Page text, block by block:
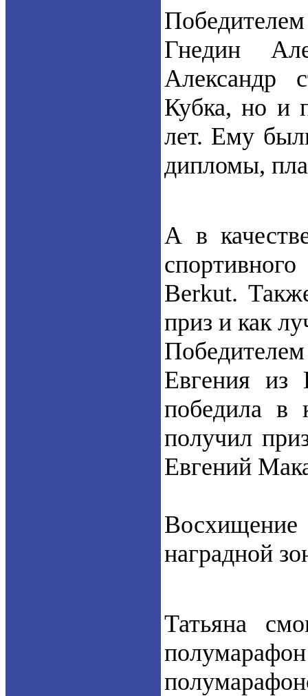
Гнедин
Александр
Кубка, но и
лет. Ему
дипломы,
А в
Berkut.
приз и как
Евгения из
победила в
получил
Евгений
Восхищение
наградной
Татьяна